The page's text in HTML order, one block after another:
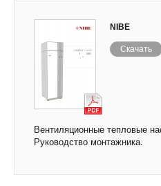
NIBE
Скачать
Вентиляционные тепловые
Руководство монтажника.